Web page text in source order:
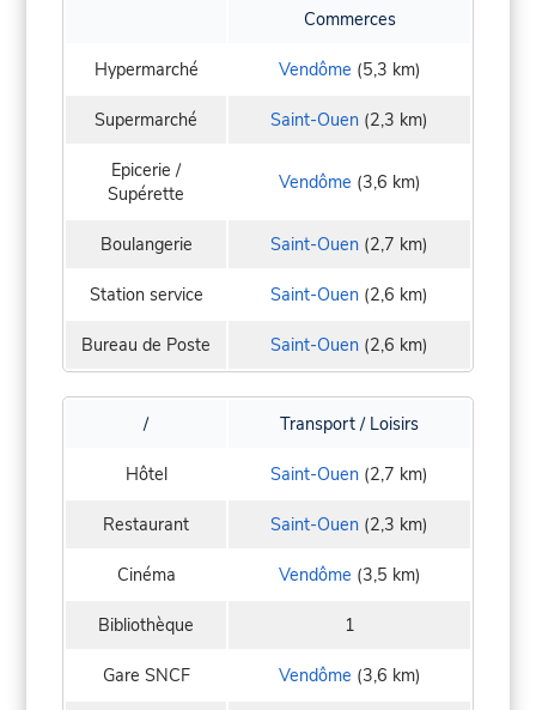
Commerces
Hypermarché Vendôme (5,3 km)
Supermarché Saint-Ouen (2,3 km)
Epicerie /
Supérette
Vendôme (3,6 km)
Boulangerie Saint-Ouen (2,7 km)
Station service Saint-Ouen (2,6 km)
Bureau de Poste Saint-Ouen (2,6 km)
/ Transport / Loisirs
Hôtel Saint-Ouen (2,7 km)
Restaurant Saint-Ouen (2,3 km)
Cinéma Vendôme (3,5 km)
Bibliothèque 1
Gare SNCF Vendôme (3,6 km)